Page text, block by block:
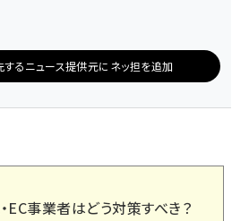
するニュース提供元にネッ担を追加
EC事業者はどう対策すべき？